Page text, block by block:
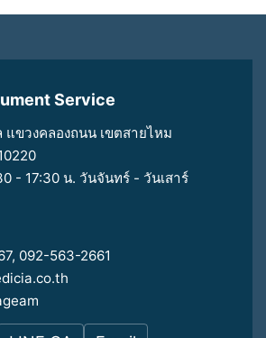
Service
แขวงคลองถนน เขตสายไหม
- 17:30 น. วันจันทร์ - วันเสาร์
, 092-563-2661